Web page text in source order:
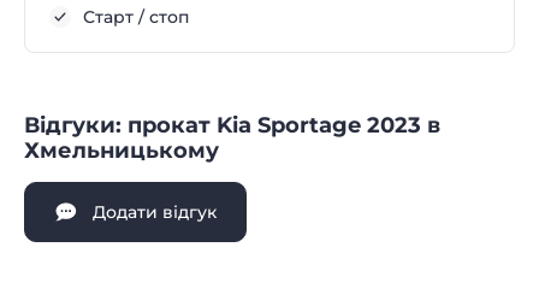
Старт / стоп
Відгуки: прокат Kia Sportage 2023 в
Хмельницькому
Додати відгук